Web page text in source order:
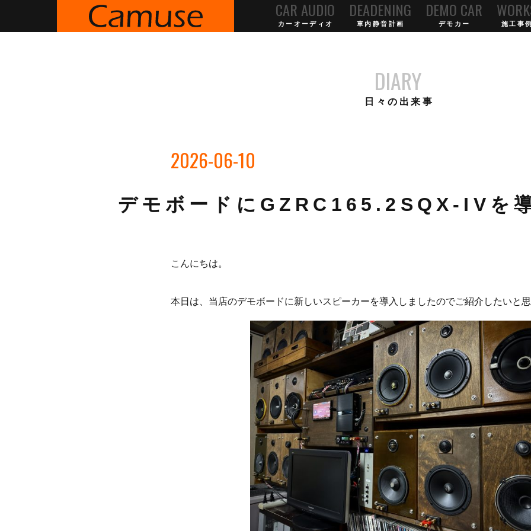
CAR AUDIO
カーオーディオ
DEADENING
車内静音計画
DEMO CAR
デモカー 施工事
DIARY
日々の出来事
2026-06-10
デモボードにGZRC165.2SQX-IVを
こんにちは。
本日は、当店のデモボードに新しいスピーカーを導入しましたのでご紹介したいと